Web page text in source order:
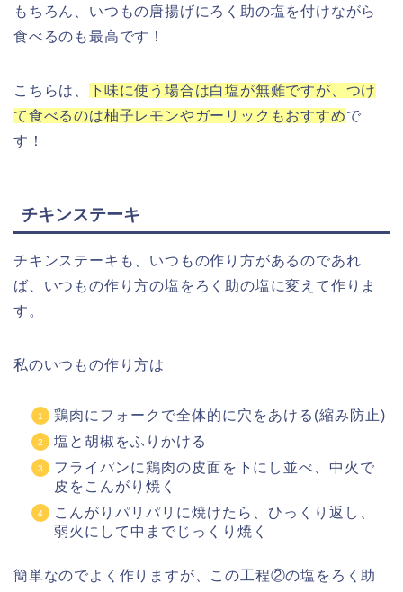
もちろん、いつもの唐揚げにろく助の塩を付けながら
食べるのも最高です！
こちらは、 下味に使う場合は白塩が無難ですが、つけ
て食べるのは柚子レモンやガーリックもおすすめで
す！
チキンステーキ
チキンステーキも、いつもの作り方があるのであれ
ば、いつもの作り方の塩をろく助の塩に変えて作りま
す。
私のいつもの作り方は
鶏肉にフォークで全体的に穴をあける(縮み防止)
塩と胡椒をふりかける
フライパンに鶏肉の皮面を下にし並べ、中火で
皮をこんがり焼く
こんがりパリパリに焼けたら、ひっくり返し、
弱火にして中までじっくり焼く
簡単なのでよく作りますが、この工程②の塩をろく助